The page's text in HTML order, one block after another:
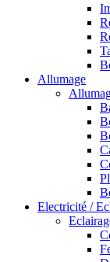
Allumage
Electricité /